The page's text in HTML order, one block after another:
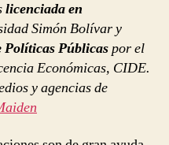
licenciada en
Simón Bolívar y
Políticas Públicaspor el
Económicas, CIDE.
y agencias de